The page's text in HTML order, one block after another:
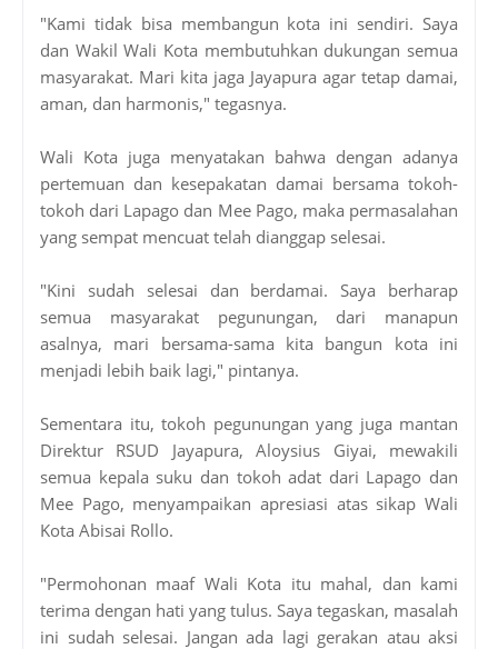
"Kami tidak bisa membangun kota ini sendiri. Saya
dan Wakil Wali Kota membutuhkan dukungan semua
masyarakat. Mari kita jaga Jayapura agar tetap damai,
aman, dan harmonis," tegasnya.
Wali Kota juga menyatakan bahwa dengan adanya
pertemuan dan kesepakatan damai bersama tokoh-
tokoh dari Lapago dan Mee Pago, maka permasalahan
yang sempat mencuat telah dianggap selesai.
"Kini sudah selesai dan berdamai. Saya berharap
semua masyarakat pegunungan, dari manapun
asalnya, mari bersama-sama kita bangun kota ini
menjadi lebih baik lagi," pintanya.
Sementara itu, tokoh pegunungan yang juga mantan
Direktur RSUD Jayapura, Aloysius Giyai, mewakili
semua kepala suku dan tokoh adat dari Lapago dan
Mee Pago, menyampaikan apresiasi atas sikap Wali
Kota Abisai Rollo.
"Permohonan maaf Wali Kota itu mahal, dan kami
terima dengan hati yang tulus. Saya tegaskan, masalah
ini sudah selesai. Jangan ada lagi gerakan atau aksi